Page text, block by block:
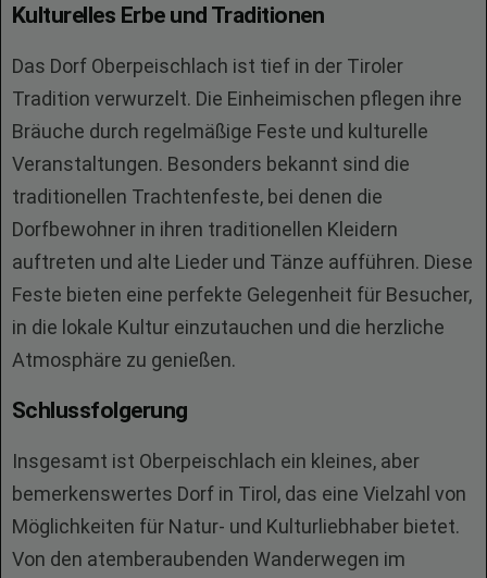
Kulturelles Erbe und Traditionen
Das Dorf Oberpeischlach ist tief in der Tiroler
Tradition verwurzelt. Die Einheimischen pflegen ihre
Bräuche durch regelmäßige Feste und kulturelle
Veranstaltungen. Besonders bekannt sind die
traditionellen Trachtenfeste, bei denen die
Dorfbewohner in ihren traditionellen Kleidern
auftreten und alte Lieder und Tänze aufführen. Diese
Feste bieten eine perfekte Gelegenheit für Besucher,
in die lokale Kultur einzutauchen und die herzliche
Atmosphäre zu genießen.
Schlussfolgerung
Insgesamt ist Oberpeischlach ein kleines, aber
bemerkenswertes Dorf in Tirol, das eine Vielzahl von
Möglichkeiten für Natur- und Kulturliebhaber bietet.
Von den atemberaubenden Wanderwegen im